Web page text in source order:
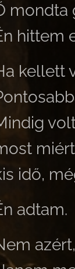
mondta
hittem
kellett
idő,
adtam.